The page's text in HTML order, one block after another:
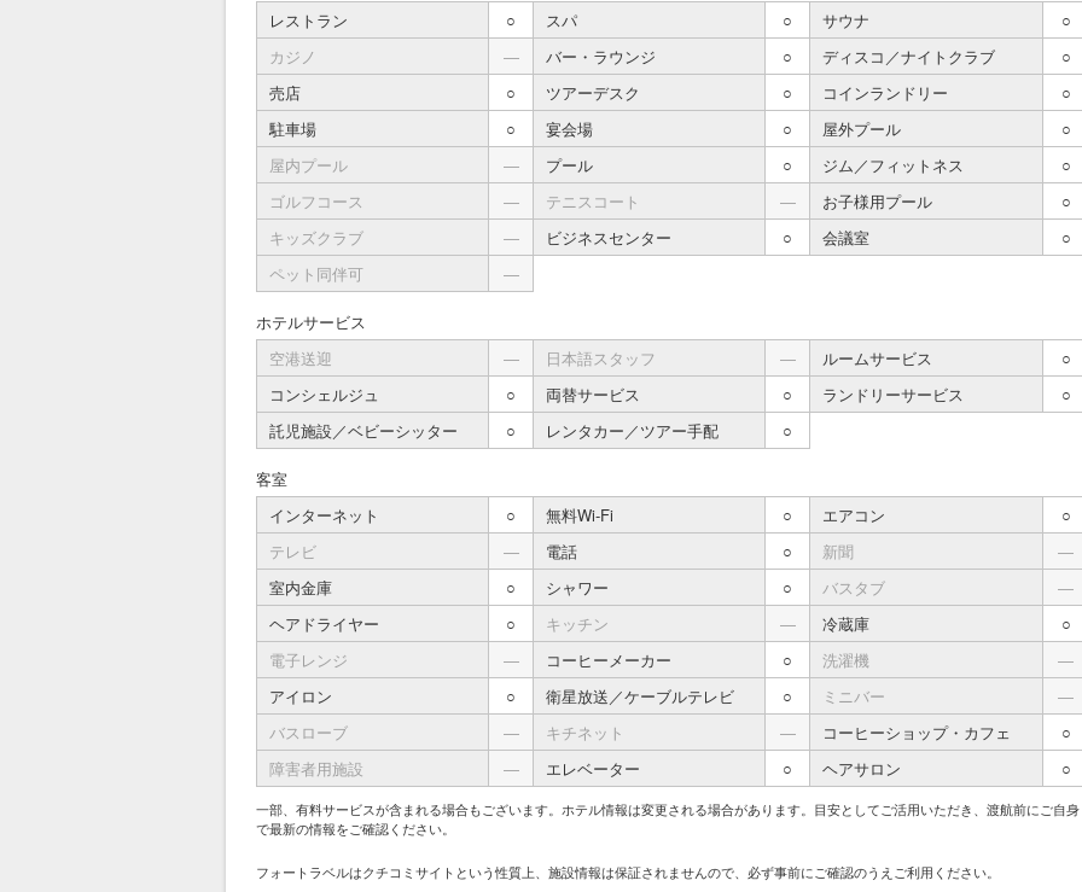
レストラン
○ スパ ○ サウナ
○
カジノ
― バー・ラウンジ ○ ディスコ／ナイトクラブ
○
売店
○ ツアーデスク ○ コインランドリー
○
駐車場
○ 宴会場 ○ 屋外プール
○
屋内プール
― プール ○ ジム／フィットネス
○
ゴルフコース
― テニスコート ― お子様用プール
○
キッズクラブ
― ビジネスセンター ○ 会議室
○
ペット同伴可
―
ホテルサービス
空港送迎
― 日本語スタッフ ― ルームサービス
○
コンシェルジュ
○ 両替サービス ○ ランドリーサービス
○
託児施設／ベビーシッター
○ レンタカー／ツアー手配 ○
客室
インターネット
○ 無料Wi-Fi ○ エアコン
○
テレビ
― 電話 ○ 新聞
―
室内金庫
○ シャワー ○ バスタブ
―
ヘアドライヤー
○ キッチン ― 冷蔵庫
○
電子レンジ
― コーヒーメーカー ○ 洗濯機
―
アイロン
○ 衛星放送／ケーブルテレビ ○ ミニバー
―
バスローブ
― キチネット ― コーヒーショップ・カフェ
○
障害者用施設
― エレベーター ○ ヘアサロン ○
一部、有料サービスが含まれる場合もございます。ホテル情報は変更される場合があります。目安としてご活用いただき、渡航前にご自身
で最新の情報をご確認ください。
フォートラベルはクチコミサイトという性質上、施設情報は保証されませんので、必ず事前にご確認のうえご利用ください。